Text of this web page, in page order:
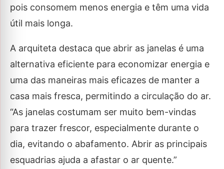
pois consomem menos energia e têm uma vida
útil mais longa.
A arquiteta destaca que abrir as janelas é uma
alternativa eficiente para economizar energia e
uma das maneiras mais eficazes de manter a
casa mais fresca, permitindo a circulação do ar.
“As janelas costumam ser muito bem-vindas
para trazer frescor, especialmente durante o
dia, evitando o abafamento. Abrir as principais
esquadrias ajuda a afastar o ar quente.”